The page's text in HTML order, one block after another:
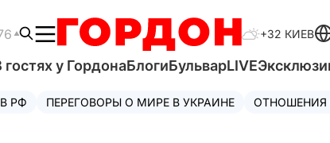
+32 КИЕВ
гостях у ГордонаБлогиБульварLIVE
РФ ПЕРЕГОВОРЫ О МИРЕ В УКРАИНЕ ОТНОШЕНИЯ